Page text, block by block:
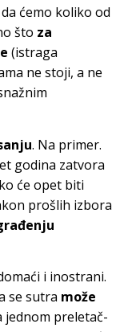
ćemo koliko od
što za
(istraga
ne stoji, a ne
. Na primer.
godina zatvora
će opet biti
prošlih izbora
i inostrani.
se sutra može
jednom preletač-